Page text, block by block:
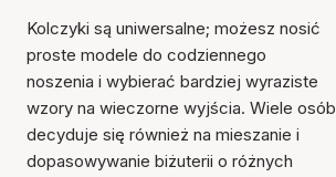
Kolczyki są uniwersalne; możesz nosić
proste modele do codziennego
noszenia i wybierać bardziej wyraziste
wzory na wieczorne wyjścia. Wiele osób
decyduje się również na mieszanie i
dopasowywanie biżuterii o różnych